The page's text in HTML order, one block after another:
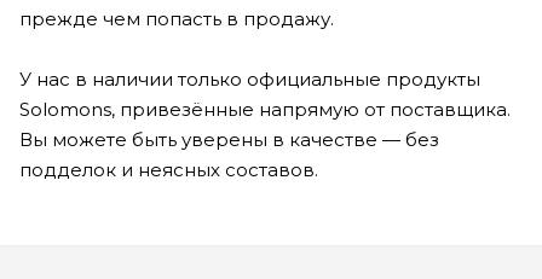
прежде чем попасть в продажу.
У нас в наличии только официальные продукты
Solomons, привезённые напрямую от поставщика.
Вы можете быть уверены в качестве — без
подделок и неясных составов.